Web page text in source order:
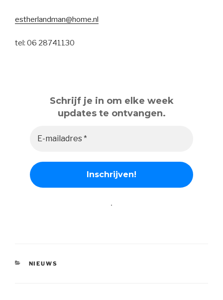
estherlandman@home.nl
tel: 06 28741130
Schrijf je in om elke week
updates te ontvangen.
.
CATEGORIEËN
NIEUWS